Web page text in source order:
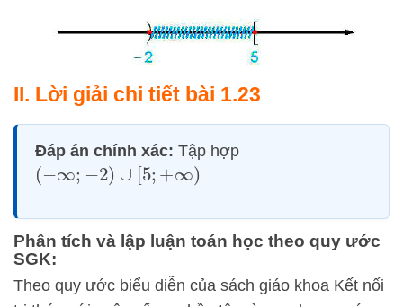
II. Lời giải chi tiết bài 1.23
Đáp án chính xác: Tập hợp
(−∞;− 2)∪ 5; +∞)
Phân tích và lập luận toán học theo quy ước
SGK:
Theo quy ước biểu diễn của sách giáo khoa Kết nối